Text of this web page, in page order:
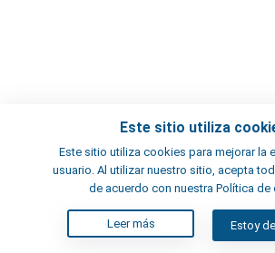
Este sitio utiliza
Este sitio utiliza cookies para mejorar la
usuario. Al utilizar nuestro sitio, acepta
de acuerdo con nuestra Política de
Leer más Estoy